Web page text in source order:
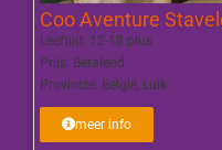
Coo Aventure
Leeftijd: 12-18 plus
Prijs: Betalend
Provincie: België Luik
meer info